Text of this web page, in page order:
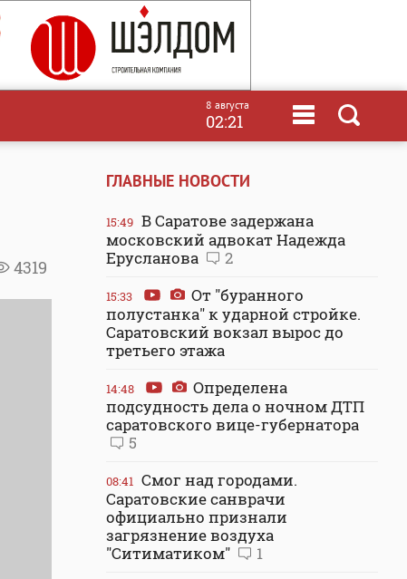
8 августа
02:21
4319
ГЛАВНЫЕ НОВОСТИ
15:49 В Саратове задержана
московский адвокат Надежда
Ерусланова
2
15:33
От "буранного
полустанка" к ударной стройке.
Саратовский вокзал вырос до
третьего этажа
14:48
Определена
подсудность дела о ночном ДТП
саратовского вице-губернатора
5
08:41 Смог над городами.
Саратовские санврачи
официально признали
загрязнение воздуха
"Ситиматиком"
1